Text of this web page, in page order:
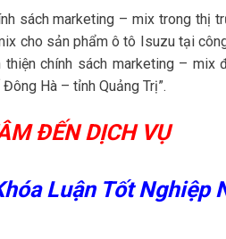
sách marketing – mix trong thị
cho sản phẩm ô tô Isuzu tại
thiện chính sách marketing –
Hà – tỉnh Quảng Trị”.
ĐẾN DỊCH VỤ
Luận Tốt Nghiệp